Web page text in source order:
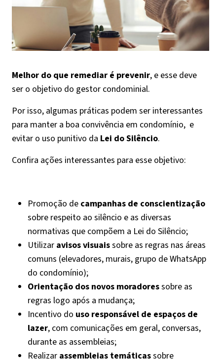
Melhor do que remediar é prevenir, e esse deve
ser o objetivo do gestor condominial.
Por isso, algumas práticas podem ser interessantes
para manter a boa convivência em condomínio, e
evitar o uso punitivo da Lei do Silêncio.
Confira ações interessantes para esse objetivo:
Promoção de campanhas de conscientização
sobre respeito ao silêncio e as diversas
normativas que compõem a Lei do Silêncio;
Utilizar avisos visuaissobre as regras nas áreas
comuns (elevadores, murais, grupo de WhatsApp
do condomínio);
Orientação dos novos moradoressobre as
regras logo após a mudança;
Incentivo do uso responsável de espaços de
lazer, com comunicações em geral, conversas,
durante as assembleias;
Realizar assembleias temáticassobre